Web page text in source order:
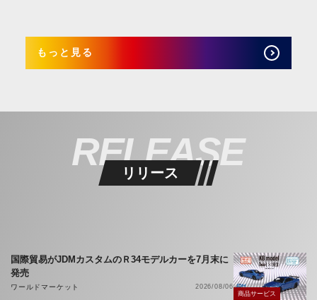
もっと見る
RELEASE
リリース
国際貿易がJDMカスタムのＲ34モデルカーを7月末に
発売
ワールドマーケット
2026/08/06
商品サービス